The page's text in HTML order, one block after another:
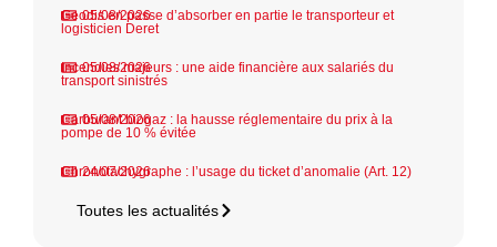
05/08/2026
Geodis en passe d’absorber en partie le transporteur et
logisticien Deret
05/08/2026
Incendies majeurs : une aide financière aux salariés du
transport sinistrés
05/08/2026
Carburant biogaz : la hausse réglementaire du prix à la
pompe de 10 % évitée
24/07/2026
Chronotachygraphe : l’usage du ticket d’anomalie (Art. 12)
Toutes les actualités